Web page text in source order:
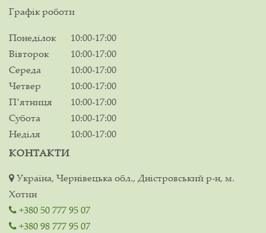
Графік роботи
Понеділок
10:00-17:00
Вівторок
10:00-17:00
Середа
10:00-17:00
Четвер
10:00-17:00
Пʼятниця
10:00-17:00
Субота
10:00-17:00
Неділя
10:00-17:00
КОНТАКТИ
Україна, Чернівецька обл., Дністровський р-н, м.
Хотин
+380 50 777 95 07
+380 98 777 95 07